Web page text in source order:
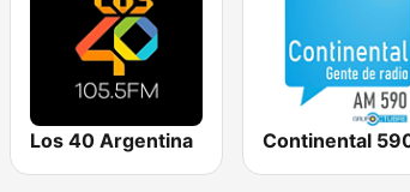
Los 40 Argentina